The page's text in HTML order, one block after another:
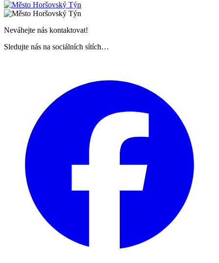
Neváhejte nás kontaktovat!
Sledujte nás na sociálních sítích…